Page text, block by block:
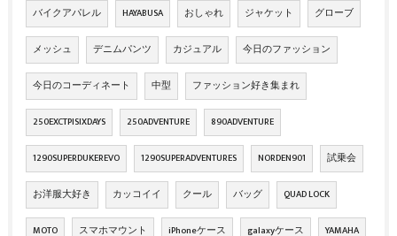
バイクアパレル HAYABUSA おしゃれ ジャケット グローブ
メッシュ デニムパンツ カジュアル 今日のファッション
今日のコーディネート 中型 ファッション好き集まれ
250EXCTPISIXDAYS 250ADVENTURE 890ADVENTURE
1290SUPERDUKEREVO 1290SUPERADVENTURES NORDEN901 試乗会
お洋服大好き カッコイイ クール バッグ QUAD LOCK
MOTO スマホマウント iPhoneケース galaxyケース YAMAHA